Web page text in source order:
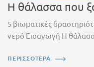
Η θάλασσα που
5 βιωματικές
νερό Εισαγωγή Η
ΠΕΡΙΣΣΟΤΕΡΑ